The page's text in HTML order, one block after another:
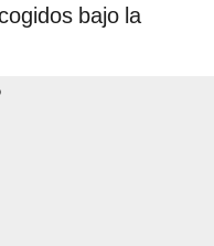
bajo la